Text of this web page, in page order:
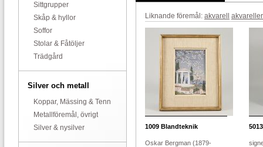
Sittgrupper
Skåp & hyllor
Soffor
Stolar & Fåtöljer
Trädgård
Silver och metall
Koppar, Mässing & Tenn
Metallföremål, övrigt
Silver & nysilver
Liknande föremål: akvarell akvareller
1009 Blandteknik
Oskar Bergman (1879-
5013